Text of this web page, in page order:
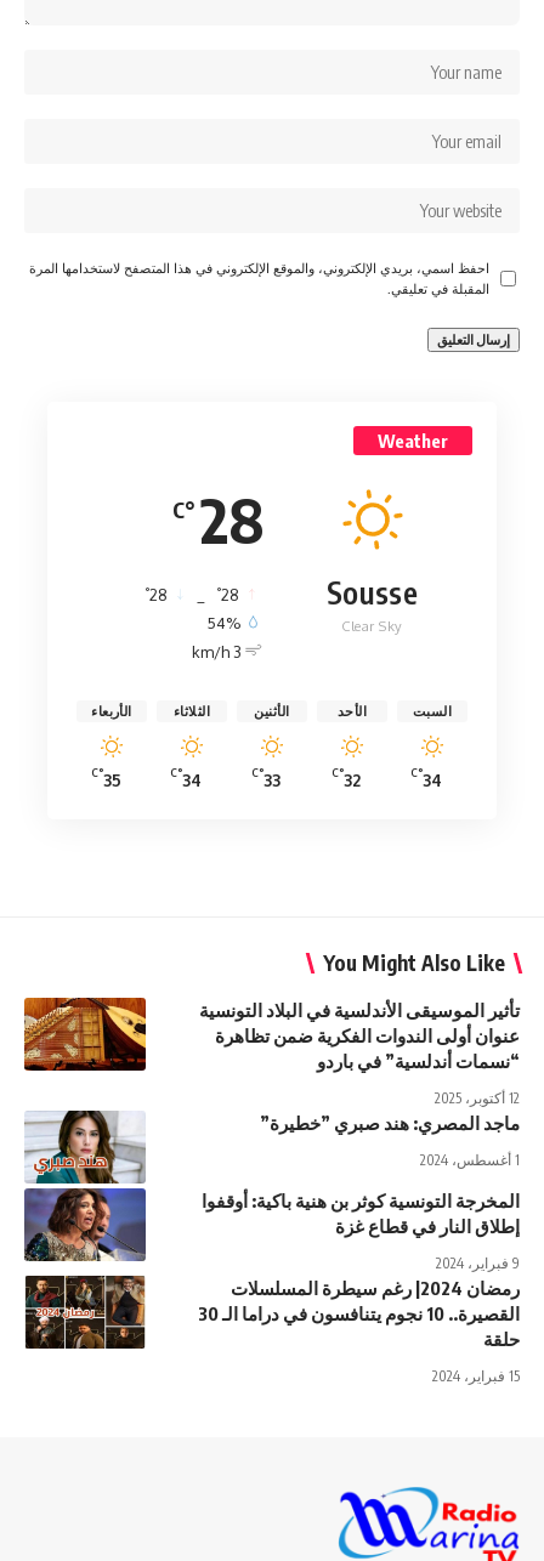
احفظ اسمي، بريدي الإلكتروني، والموقع الإلكتروني في هذا المتصفح لاستخدامها المرة
المقبلة في تعليقي.
Weather
28
°C
Sousse
Clear Sky
28
°
28
°
54%
3 km/h
السبت
34
°C
الأحد
32
°C
الأثنين
33
°C
الثلاثاء
34
°C
الأربعاء
35
°C
You Might Also Like
تأثير الموسيقى الأندلسية في البلاد التونسية
عنوان أولى الندوات الفكرية ضمن تظاهرة
“نسمات أندلسية” في باردو
12 أكتوبر، 2025
ماجد المصري: هند صبري ”خطيرة”
1 أغسطس، 2024
المخرجة التونسية كوثر بن هنية باكية: أوقفوا
إطلاق النار في قطاع غزة
9 فبراير، 2024
رمضان 2024| رغم سيطرة المسلسلات
القصيرة.. 10 نجوم يتنافسون في دراما الـ 30
حلقة
15 فبراير، 2024